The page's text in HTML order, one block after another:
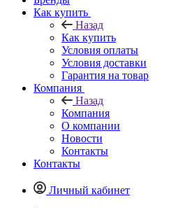
Как купить
Назад
Как купить
Условия оплаты
Условия доставки
Гарантия на товар
Компания
Назад
Компания
О компании
Новости
Контакты
Контакты
Личный кабинет